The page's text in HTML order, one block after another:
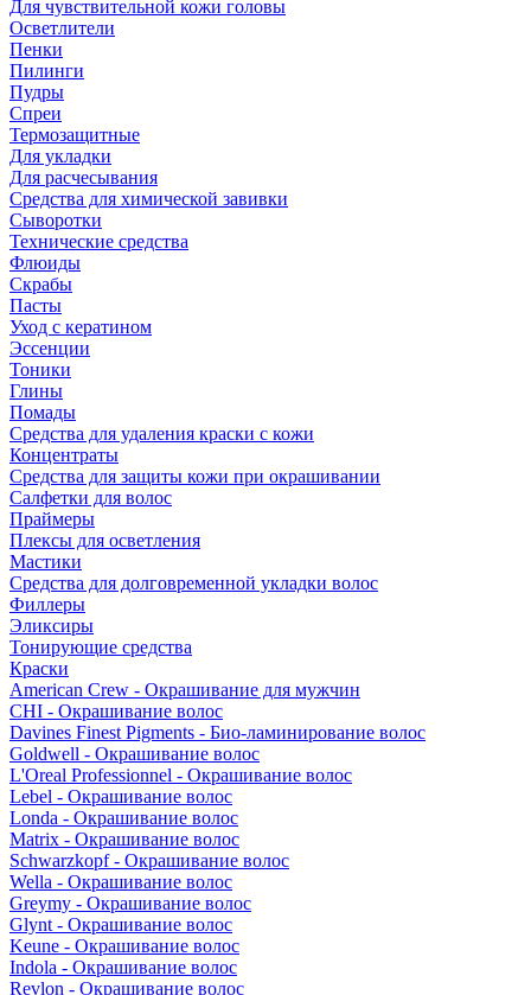
Для чувствительной кожи головы
Осветлители
Пенки
Пилинги
Пудры
Спреи
Термозащитные
Для укладки
Для расчесывания
Средства для химической завивки
Сыворотки
Технические средства
Флюиды
Скрабы
Пасты
Уход с кератином
Эссенции
Тоники
Глины
Помады
Средства для удаления краски с кожи
Концентраты
Средства для защиты кожи при окрашивании
Салфетки для волос
Праймеры
Плексы для осветления
Мастики
Средства для долговременной укладки волос
Филлеры
Эликсиры
Тонирующие средства
Краски
American Crew - Окрашивание для мужчин
CHI - Окрашивание волос
Davines Finest Pigments - Био-ламинирование волос
Goldwell - Окрашивание волос
L'Oreal Professionnel - Окрашивание волос
Lebel - Окрашивание волос
Londa - Окрашивание волос
Matrix - Окрашивание волос
Schwarzkopf - Окрашивание волос
Wella - Окрашивание волос
Greymy - Окрашивание волос
Glynt - Окрашивание волос
Keune - Окрашивание волос
Indola - Окрашивание волос
Revlon - Окрашивание волос